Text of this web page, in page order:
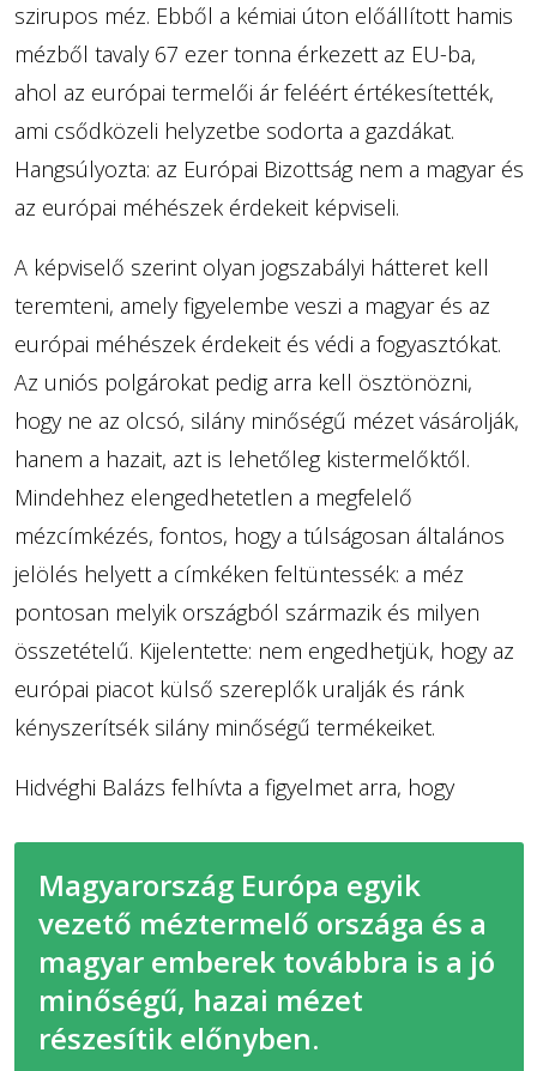
szirupos méz. Ebből a kémiai úton előállított hamis
mézből tavaly 67 ezer tonna érkezett az EU-ba,
ahol az európai termelői ár feléért értékesítették,
ami csődközeli helyzetbe sodorta a gazdákat.
Hangsúlyozta: az Európai Bizottság nem a magyar és
az európai méhészek érdekeit képviseli.
A képviselő szerint olyan jogszabályi hátteret kell
teremteni, amely figyelembe veszi a magyar és az
európai méhészek érdekeit és védi a fogyasztókat.
Az uniós polgárokat pedig arra kell ösztönözni,
hogy ne az olcsó, silány minőségű mézet vásárolják,
hanem a hazait, azt is lehetőleg kistermelőktől.
Mindehhez elengedhetetlen a megfelelő
mézcímkézés, fontos, hogy a túlságosan általános
jelölés helyett a címkéken feltüntessék: a méz
pontosan melyik országból származik és milyen
összetételű. Kijelentette: nem engedhetjük, hogy az
európai piacot külső szereplők uralják és ránk
kényszerítsék silány minőségű termékeiket.
Hidvéghi Balázs felhívta a figyelmet arra, hogy
Magyarország Európa egyik
vezető méztermelő országa és a
magyar emberek továbbra is a jó
minőségű, hazai mézet
részesítik előnyben.